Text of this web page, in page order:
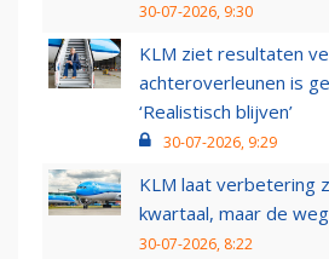
30-07-2026, 9:30
KLM ziet resultaten
achteroverleunen is
‘Realistisch blijven’
30-07-2026, 9:29
KLM laat verbetering
kwartaal, maar de
30-07-2026, 8:22